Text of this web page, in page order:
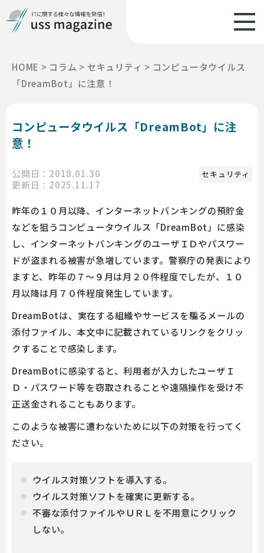
HOME > コラム > セキュリティ > コンピュータウイルス
「DreamBot」に注意！
コンピュータウイルス「DreamBot」に注
意！
公開日：2018.01.30
更新日：2025.11.17
セキュリティ
昨年の１０月以降、インターネットバンキングの預貯金
などを狙うコンピュータウイルス「DreamBot」に感染
し、インターネットバンキングのユーザＩＤやパスワー
ドが盗まれる被害が急増しています。警察庁の発表により
ますと、昨年の７～９月は月２０件程度でしたが、１０
月以降は月７０件程度発生しています。
DreamBotは、実在する組織やサービスを騙るメールの
添付ファイル、本文中に記載されているリンクをクリッ
クすることで感染します。
DreamBotに感染すると、利用者が入力したユーザＩ
Ｄ・パスワード等を窃取されることや遠隔操作を受け不
正送金されることもあります。
このような被害に遭わないために以下の対策を行ってく
ださい。
ウイルス対策ソフトを導入する。
ウイルス対策ソフトを確実に更新する。
不審な添付ファイルやＵＲＬを不用意にクリック
しない。